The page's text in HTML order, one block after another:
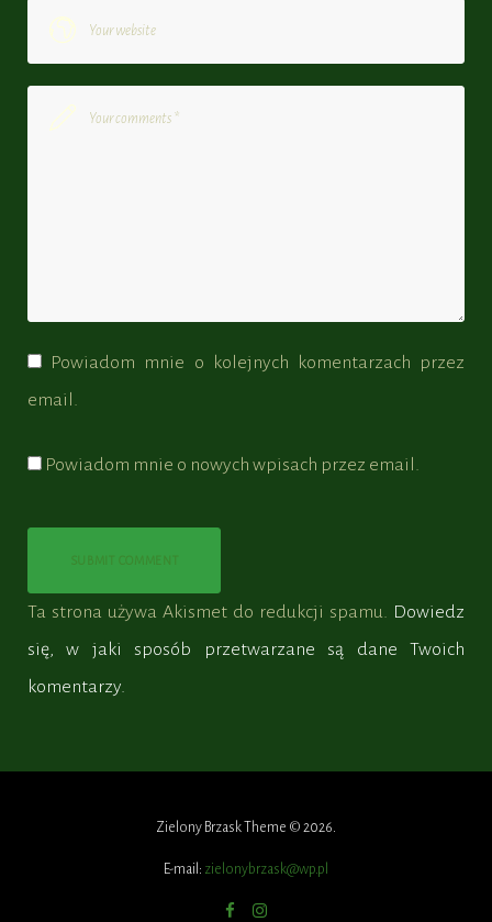
Powiadom mnie o kolejnych komentarzach przez
email.
Powiadom mnie o nowych wpisach przez email.
Ta strona używa Akismet do redukcji spamu. Dowiedz
się, w jaki sposób przetwarzane są dane Twoich
komentarzy.
Zielony Brzask Theme © 2026.
E-mail: zielonybrzask@wp.pl